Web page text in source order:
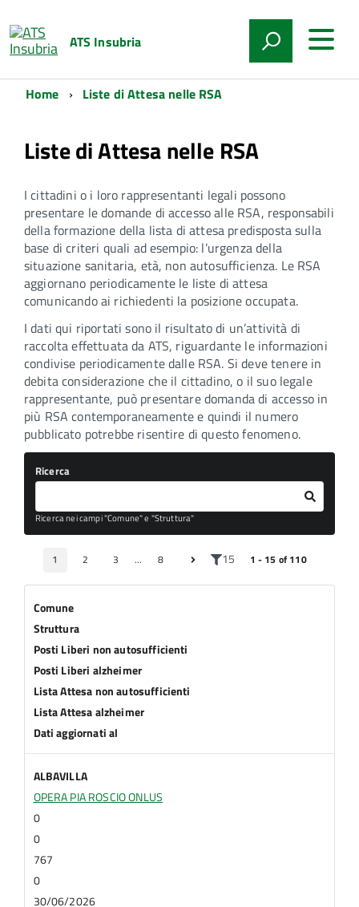
ATS Insubria
Home Liste di Attesa nelle RSA
Liste di Attesa nelle RSA
I cittadini o i loro rappresentanti legali possono
presentare le domande di accesso alle RSA, responsabili
della formazione della lista di attesa predisposta sulla
base di criteri quali ad esempio: l’urgenza della
situazione sanitaria, età, non autosufficienza. Le RSA
aggiornano periodicamente le liste di attesa
comunicando ai richiedenti la posizione occupata.
I dati qui riportati sono il risultato di un’attività di
raccolta effettuata da ATS, riguardante le informazioni
condivise periodicamente dalle RSA. Si deve tenere in
debita considerazione che il cittadino, o il suo legale
rappresentante, può presentare domanda di accesso in
più RSA contemporaneamente e quindi il numero
pubblicato potrebbe risentire di questo fenomeno.
Ricerca
Ricerca nei campi "Comune" e "Struttura"
1 2 3 ... 8 15 1 - 15 of 110
Comune
Struttura
Posti Liberi non autosufficienti
Posti Liberi alzheimer
Lista Attesa non autosufficienti
Lista Attesa alzheimer
Dati aggiornati al
ALBAVILLA
OPERA PIA ROSCIO ONLUS
0
0
767
0
30/06/2026